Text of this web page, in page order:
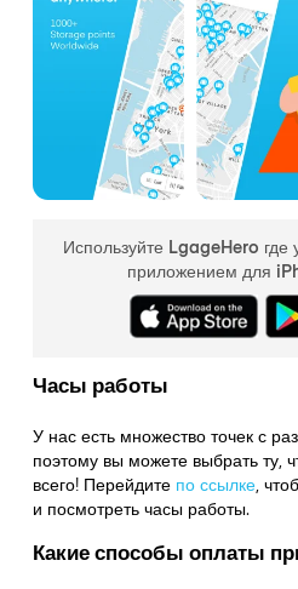
Используйте LgageHero
приложением для
Часы работы
У нас есть множество точек с
поэтому вы можете выбрать ту,
всего! Перейдите по ссылке,
и посмотреть часы работы.
Какие способы оплаты